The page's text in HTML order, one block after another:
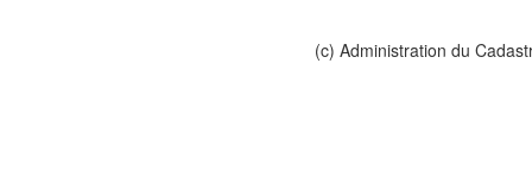
(c) Administration du